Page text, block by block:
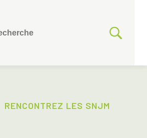
RENCONTREZ LES SNJM